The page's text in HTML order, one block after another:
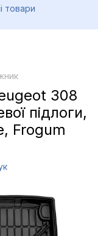
308
підлоги,
Frogum